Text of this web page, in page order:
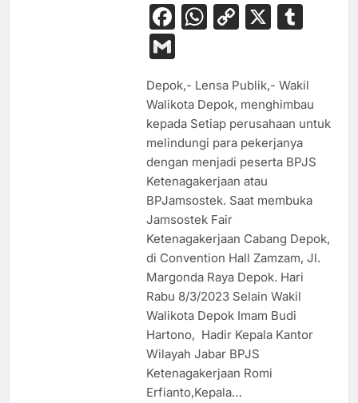
Facebook
WhatsApp
Copy
X
Gmail
Depok,- Lensa Publik,- Wakil
Walikota Depok, menghimbau
kepada Setiap perusahaan untuk
melindungi para pekerjanya
dengan menjadi peserta BPJS
Ketenagakerjaan atau
BPJamsostek. Saat membuka
Jamsostek Fair
Ketenagakerjaan Cabang Depok,
di Convention Hall Zamzam, Jl.
Margonda Raya Depok. Hari
Rabu 8/3/2023 Selain Wakil
Walikota Depok Imam Budi
Hartono, Hadir Kepala Kantor
Wilayah Jabar BPJS
Ketenagakerjaan Romi
Erfianto,Kepala…